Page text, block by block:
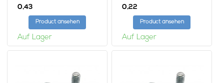
0,43
Product ansehen
Auf Lager
0,22
Product ansehen
Auf Lager